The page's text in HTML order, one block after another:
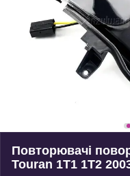
Повторювачі
Touran 1T1 1T2